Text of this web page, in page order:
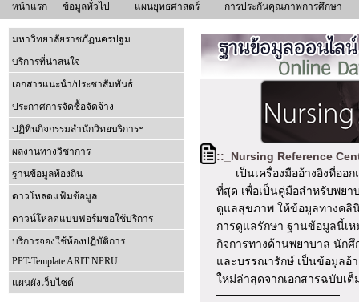
หน้าแรก ข้อมูลทั่วไป แผนยุทธศาสตร์ การประกันคุณภาพการศึกษา
มหาวิทยาลัยราชภัฏนครปฐม
บริการที่น่าสนใจ
เอกสารแนะนำ/ประชาสัมพันธ์
ประกาศการจัดซื้อจัดจ้าง
ปฏิทินกิจกรรมสำนักวิทยบริการฯ
ผลงานทางวิชาการ
ฐานข้อมูลท้องถิ่น
ดาวโหลดแฟ้มข้อมูล
ดาวน์โหลดแบบฟอร์มขอใช้บริการ
บริการจองใช้ห้องปฏิบัติการ
PPT-Template ARIT NPRU
แผนผังเว็บไซต์
::_ Nursing Reference
เป็นเครื่องมืออ้างอิงที่ออก
ที่สุด เพื่อเป็นคู่มือสำหรับพย
ดูแลสุขภาพ ให้ข้อมูลทางคลิ
การดูแลรักษา ฐานข้อมูลนี้เ
กิจการทางด้านพยาบาล นัก
และบรรณารักษ์ เป็นข้อมูลอ้
ใหม่ล่าสุดจากเอกสารฉบับเ
———————————